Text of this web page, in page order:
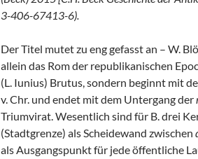
3-406-67413-6).
Der Titel mutet zu eng gefasst an – W.
allein das Rom der republikanischen
(L. Iunius) Brutus, sondern beginnt mit
v. Chr. und endet mit dem Untergang der
Triumvirat. Wesentlich sind für B. drei
(Stadtgrenze) als Scheidewand zwischen
als Ausgangspunkt für jede öffentliche